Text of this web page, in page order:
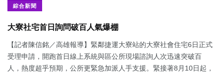
綜合新聞
大寮社宅首日詢問破百人氣爆棚
【記者陳信銘／高雄報導】緊鄰捷運大寮站的大寮社會住宅6日正式
受理申請，開跑首日線上系統與區公所現場諮詢人次迅速突破百
人，熱度超乎預期，公所更緊急加派人手支援。緊接著8月10日起，